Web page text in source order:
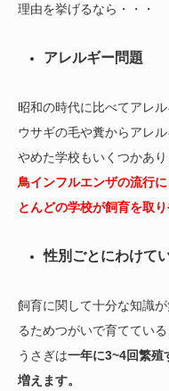
理由を挙げるなら・・・
アレルギー問題
昭和の時代に比べてアレ
ウサギの毛や糞からアレ
やめた学校もいくつかあり
鳥インフルエンザの流行
とんどの学校が飼育を取り
性別ごとにわけて
飼育に関して十分な知識
るためつがいで育てている
うさぎは一年に3~4回繁殖
増えます。